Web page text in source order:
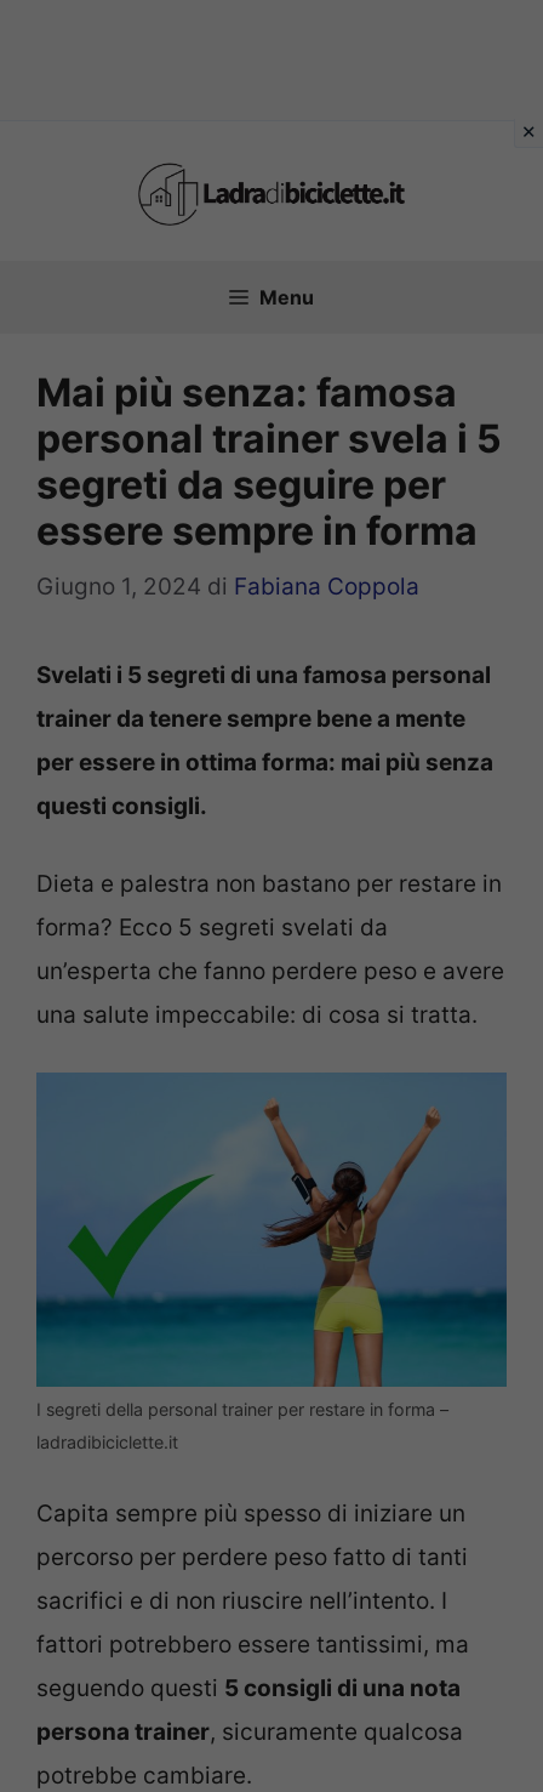
Menu
Mai più senza: famosa
personal trainer svela i 5
segreti da seguire per
essere sempre in forma
Giugno 1, 2024 di Fabiana Coppola
Svelati i 5 segreti di una famosa personal
trainer da tenere sempre bene a mente
per essere in ottima forma: mai più senza
questi consigli.
Dieta e palestra non bastano per restare in
forma? Ecco 5 segreti svelati da
un’esperta che fanno perdere peso e avere
una salute impeccabile: di cosa si tratta.
I segreti della personal trainer per restare in forma –
ladradibiciclette.it
Capita sempre più spesso di iniziare un
percorso per perdere peso fatto di tanti
sacrifici e di non riuscire nell’intento. I
fattori potrebbero essere tantissimi, ma
seguendo questi 5 consigli di una nota
persona trainer, sicuramente qualcosa
potrebbe cambiare.